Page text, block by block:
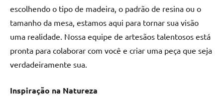
lugares,
encontrará
tudo
o
precisa
escolhendo o tipo de madeira, o padrão de resina ou o
tamanho da mesa, estamos aqui para tornar sua visão
uma realidade. Nossa equipe de artesãos talentosos está
pronta para colaborar com você e criar uma peça que seja
verdadeiramente sua.
Inspiração na Natureza